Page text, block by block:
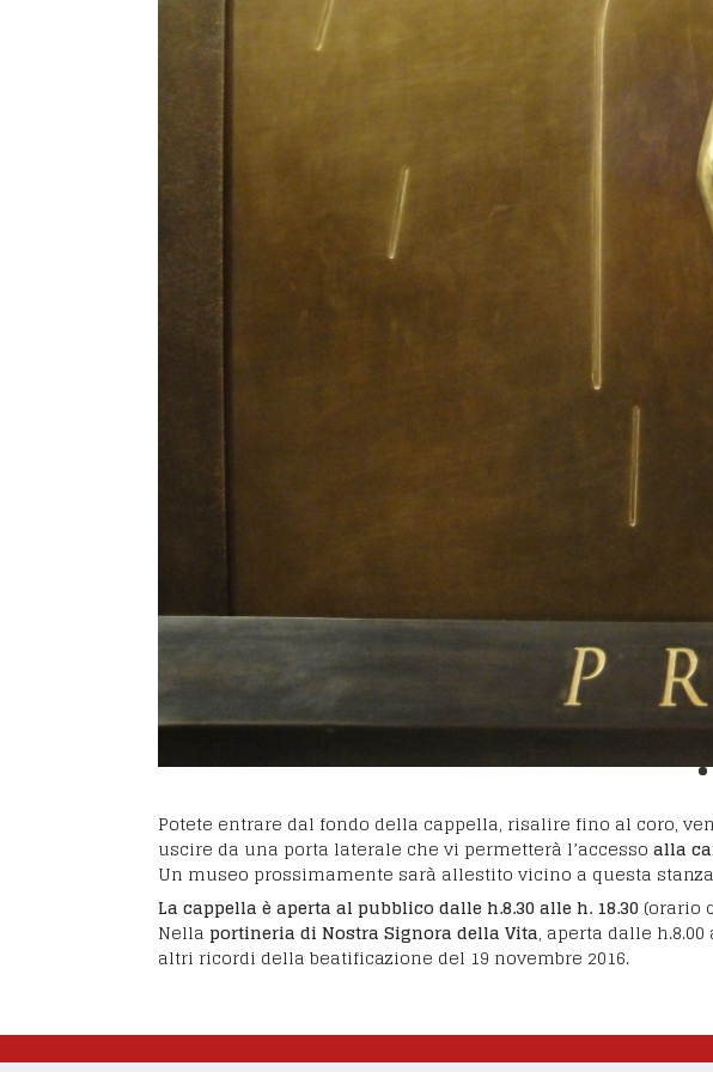
Potete entrare dal fondo della cappella, risalire fino al coro,
uscire da una porta laterale che vi permetterà l’accesso alla
Un museo prossimamente sarà allestito vicino a questa
La cappella è aperta al pubblico dalle h.8.30 alle h. 18.30 (orario
Nella portineria di Nostra Signora della Vita, aperta dalle
altri ricordi della beatificazione del 19 novembre 2016.